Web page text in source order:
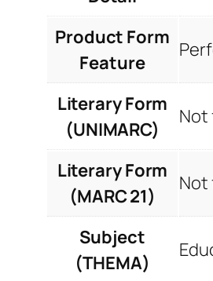
Product Form
Feature
Literary Form
(UNIMARC)
Not
Literary Form
(MARC 21)
Not
Subject
(THEMA)